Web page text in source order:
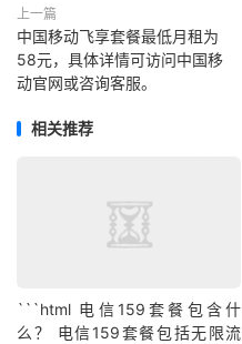
上一篇
中国移动飞享套餐最低月租为
58元，具体详情可访问中国移
动官网或咨询客服。
相关推荐
```html 电信159套餐包含什
么？ 电信159套餐包括无限流